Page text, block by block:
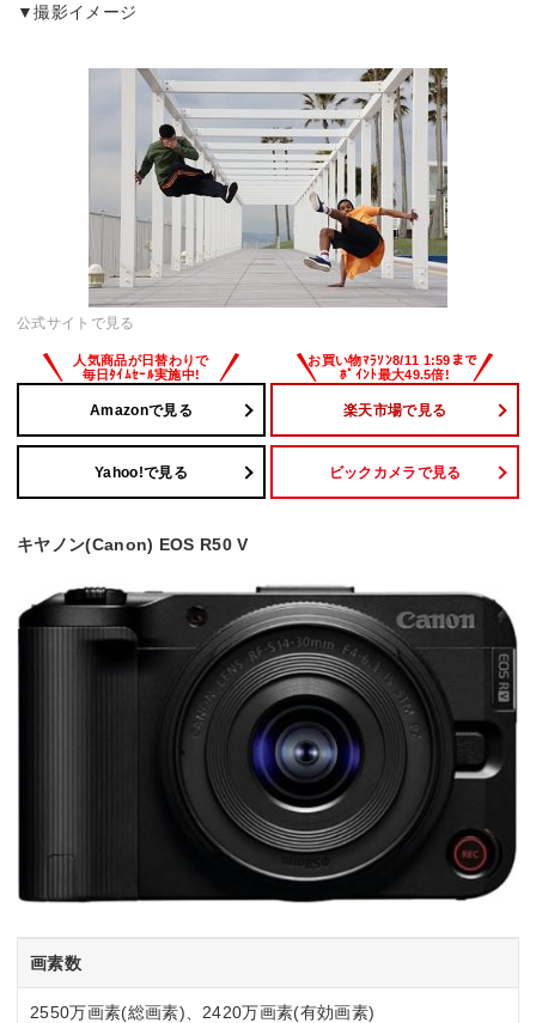
▼撮影イメージ
公式サイトで見る
Amazonで見る 楽天市場で見る
Yahoo!で見る ビックカメラで見る
キヤノン(Canon) EOS R50 V
画素数
2550万画素(総画素)、2420万画素(有効画素)